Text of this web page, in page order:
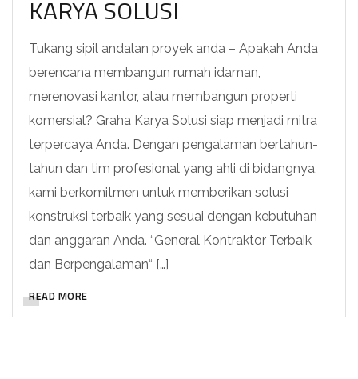
KARYA SOLUSI
Tukang sipil andalan proyek anda – Apakah Anda
berencana membangun rumah idaman,
merenovasi kantor, atau membangun properti
komersial? Graha Karya Solusi siap menjadi mitra
terpercaya Anda. Dengan pengalaman bertahun-
tahun dan tim profesional yang ahli di bidangnya,
kami berkomitmen untuk memberikan solusi
konstruksi terbaik yang sesuai dengan kebutuhan
dan anggaran Anda. “General Kontraktor Terbaik
dan Berpengalaman“ […]
READ MORE